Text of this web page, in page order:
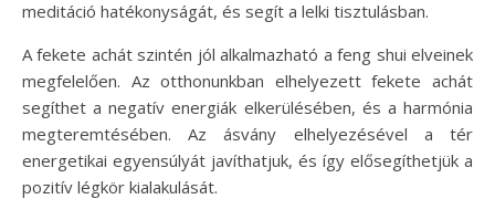
meditáció hatékonyságát, és segít a lelki tisztulásban.
A fekete achát szintén jól alkalmazható a feng shui elveinek
megfelelően. Az otthonunkban elhelyezett fekete achát
segíthet a negatív energiák elkerülésében, és a harmónia
megteremtésében. Az ásvány elhelyezésével a tér
energetikai egyensúlyát javíthatjuk, és így elősegíthetjük a
pozitív légkör kialakulását.